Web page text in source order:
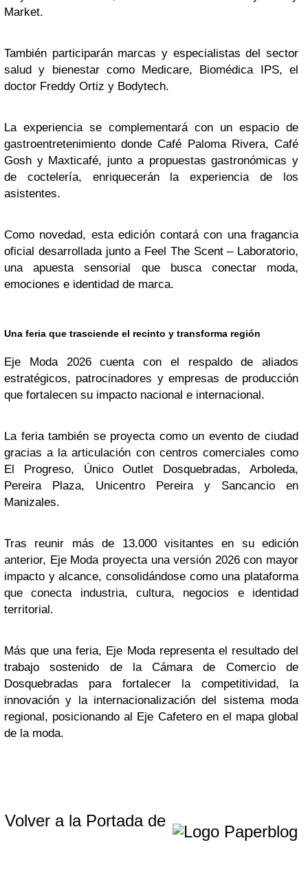
Market.
También participarán marcas y especialistas del sector
salud y bienestar como Medicare, Biomédica IPS, el
doctor Freddy Ortiz y Bodytech.
La experiencia se complementará con un espacio de
gastroentretenimiento donde Café Paloma Rivera, Café
Gosh y Maxticafé, junto a propuestas gastronómicas y
de coctelería, enriquecerán la experiencia de los
asistentes.
Como novedad, esta edición contará con una fragancia
oficial desarrollada junto a Feel The Scent – Laboratorio,
una apuesta sensorial que busca conectar moda,
emociones e identidad de marca.
Una feria que trasciende el recinto y transforma región
Eje Moda 2026 cuenta con el respaldo de aliados
estratégicos, patrocinadores y empresas de producción
que fortalecen su impacto nacional e internacional.
La feria también se proyecta como un evento de ciudad
gracias a la articulación con centros comerciales como
El Progreso, Único Outlet Dosquebradas, Arboleda,
Pereira Plaza, Unicentro Pereira y Sancancio en
Manizales.
Tras reunir más de 13.000 visitantes en su edición
anterior, Eje Moda proyecta una versión 2026 con mayor
impacto y alcance, consolidándose como una plataforma
que conecta industria, cultura, negocios e identidad
territorial.
Más que una feria, Eje Moda representa el resultado del
trabajo sostenido de la Cámara de Comercio de
Dosquebradas para fortalecer la competitividad, la
innovación y la internacionalización del sistema moda
regional, posicionando al Eje Cafetero en el mapa global
de la moda.
Volver a la Portada de